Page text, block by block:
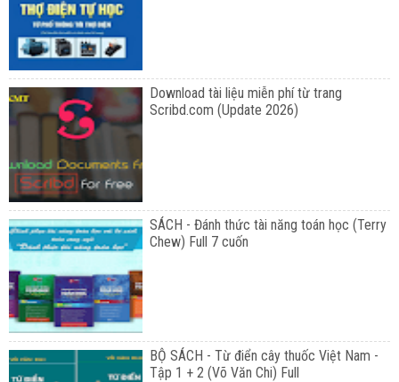
Download tài liệu miễn phí từ trang
Scribd.com (Update 2026)
SÁCH - Đánh thức tài năng toán học (Terry
Chew) Full 7 cuốn
BỘ SÁCH - Từ điển cây thuốc Việt Nam -
Tập 1 + 2 (Võ Văn Chi) Full